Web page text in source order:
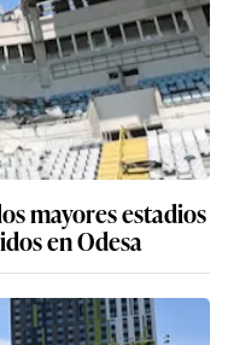
mayores estadios
en Odesa